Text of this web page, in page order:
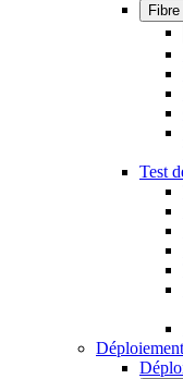
Fibre
Test